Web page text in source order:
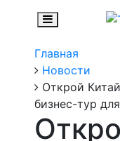
Главная
Новости
Открой
бизнес-тур